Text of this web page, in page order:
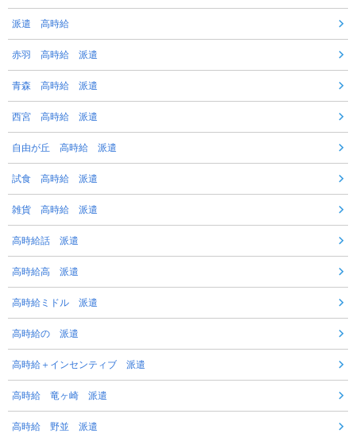
派遣 高時給
赤羽 高時給 派遣
青森 高時給 派遣
西宮 高時給 派遣
自由が丘 高時給 派遣
試食 高時給 派遣
雑貨 高時給 派遣
高時給話 派遣
高時給高 派遣
高時給ミドル 派遣
高時給の 派遣
高時給＋インセンティブ 派遣
高時給 竜ヶ崎 派遣
高時給 野並 派遣